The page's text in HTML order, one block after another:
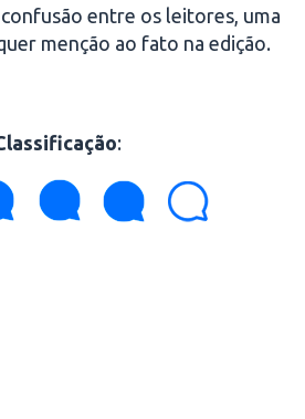
entre os leitores, uma
menção ao fato na edição.
: